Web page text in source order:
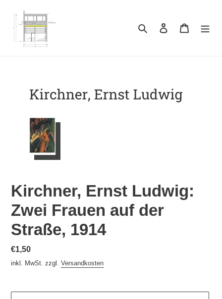
Inhalt
Suchen Einloggen
Kirchner, Ernst Ludwig:
Zwei Frauen auf der
Straße, 1914
Normaler
Preis
€1,50
inkl. MwSt. zzgl. Versandkosten